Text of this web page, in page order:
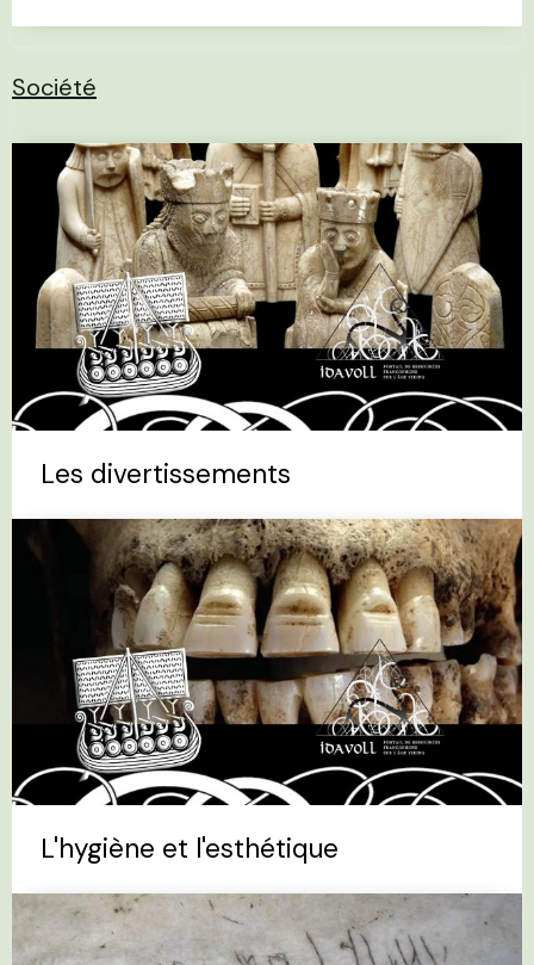
Société
Les divertissements
L'hygiène et l'esthétique